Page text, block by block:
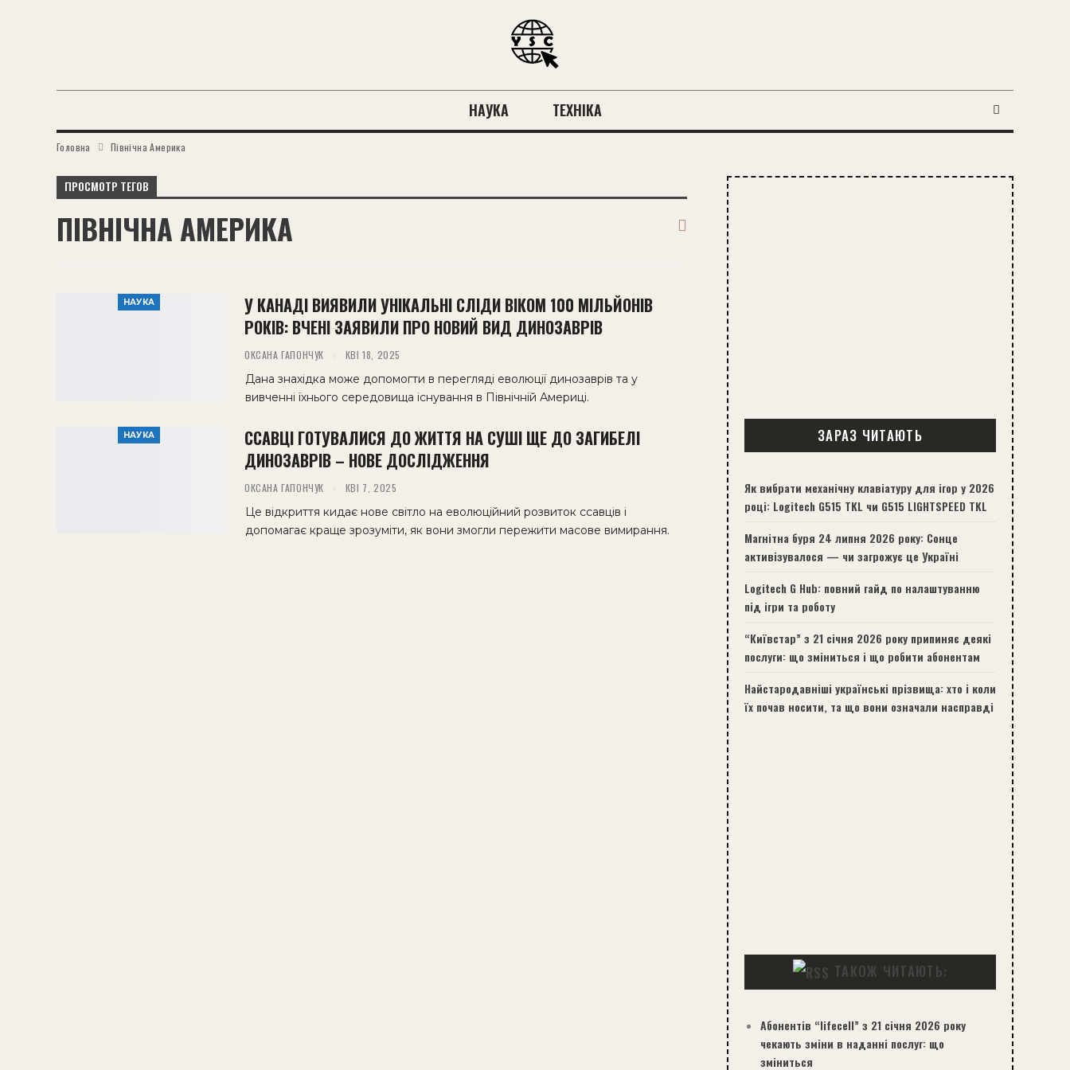
НАУКА ТЕХНІКА
Головна Північна Америка
ПРОСМОТР ТЕГОВ
ПІВНІЧНА АМЕРИКА
НАУКА
У КАНАДІ ВИЯВИЛИ УНІКАЛЬНІ СЛІДИ ВІКОМ 100 МІЛЬЙОНІВ
РОКІВ: ВЧЕНІ ЗАЯВИЛИ ПРО НОВИЙ ВИД ДИНОЗАВРІВ
ОКСАНА ГАПОНЧУК КВІ 18, 2025
Дана знахідка може допомогти в перегляді еволюції динозаврів та у
вивченні їхнього середовища існування в Північній Америці.
НАУКА
ССАВЦІ ГОТУВАЛИСЯ ДО ЖИТТЯ НА СУШІ ЩЕ ДО ЗАГИБЕЛІ
ДИНОЗАВРІВ – НОВЕ ДОСЛІДЖЕННЯ
ОКСАНА ГАПОНЧУК КВІ 7, 2025
Це відкриття кидає нове світло на еволюційний розвиток ссавців і
допомагає краще зрозуміти, як вони змогли пережити масове вимирання.
ЗАРАЗ ЧИТАЮТЬ
Як вибрати механічну клавіатуру для ігор у 2026
році: Logitech G515 TKL чи G515 LIGHTSPEED TKL
Магнітна буря 24 липня 2026 року: Сонце
активізувалося — чи загрожує це Україні
Logitech G Hub: повний гайд по налаштуванню
під ігри та роботу
“Київстар” з 21 січня 2026 року припиняє деякі
послуги: що зміниться і що робити абонентам
Найстародавніші українські прізвища: хто і коли
їх почав носити, та що вони означали насправді
ТАКОЖ ЧИТАЮТЬ:
Абонентів “lifecell” з 21 січня 2026 року
чекають зміни в наданні послуг: що
зміниться